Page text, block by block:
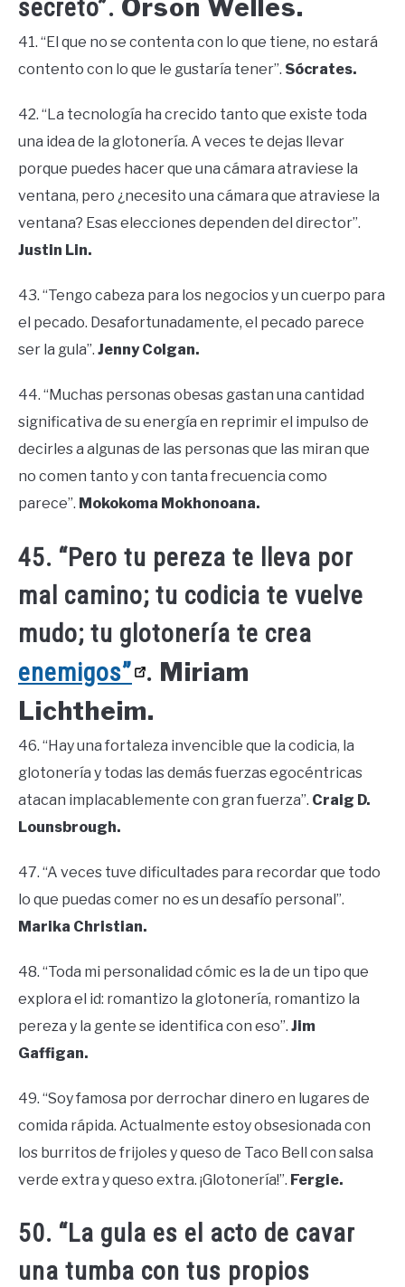
secreto”. Orson Welles.
41. “El que no se contenta con lo que tiene, no estará
contento con lo que le gustaría tener”. Sócrates.
42. “La tecnología ha crecido tanto que existe toda
una idea de la glotonería. A veces te dejas llevar
porque puedes hacer que una cámara atraviese la
ventana, pero ¿necesito una cámara que atraviese la
ventana? Esas elecciones dependen del director”.
Justin Lin.
43. “Tengo cabeza para los negocios y un cuerpo para
el pecado. Desafortunadamente, el pecado parece
ser la gula”. Jenny Colgan.
44. “Muchas personas obesas gastan una cantidad
significativa de su energía en reprimir el impulso de
decirles a algunas de las personas que las miran que
no comen tanto y con tanta frecuencia como
parece”. Mokokoma Mokhonoana.
45. “Pero tu pereza te lleva por
mal camino; tu codicia te vuelve
mudo; tu glotonería te crea
enemigos” . Miriam
Lichtheim.
46. “Hay una fortaleza invencible que la codicia, la
glotonería y todas las demás fuerzas egocéntricas
atacan implacablemente con gran fuerza”. Craig D.
Lounsbrough.
47. “A veces tuve dificultades para recordar que todo
lo que puedas comer no es un desafío personal”.
Marika Christian.
48. “Toda mi personalidad cómic es la de un tipo que
explora el id: romantizo la glotonería, romantizo la
pereza y la gente se identifica con eso”. Jim
Gaffigan.
49. “Soy famosa por derrochar dinero en lugares de
comida rápida. Actualmente estoy obsesionada con
los burritos de frijoles y queso de Taco Bell con salsa
verde extra y queso extra. ¡Glotonería!”. Fergie.
50. “La gula es el acto de cavar
una tumba con tus propios